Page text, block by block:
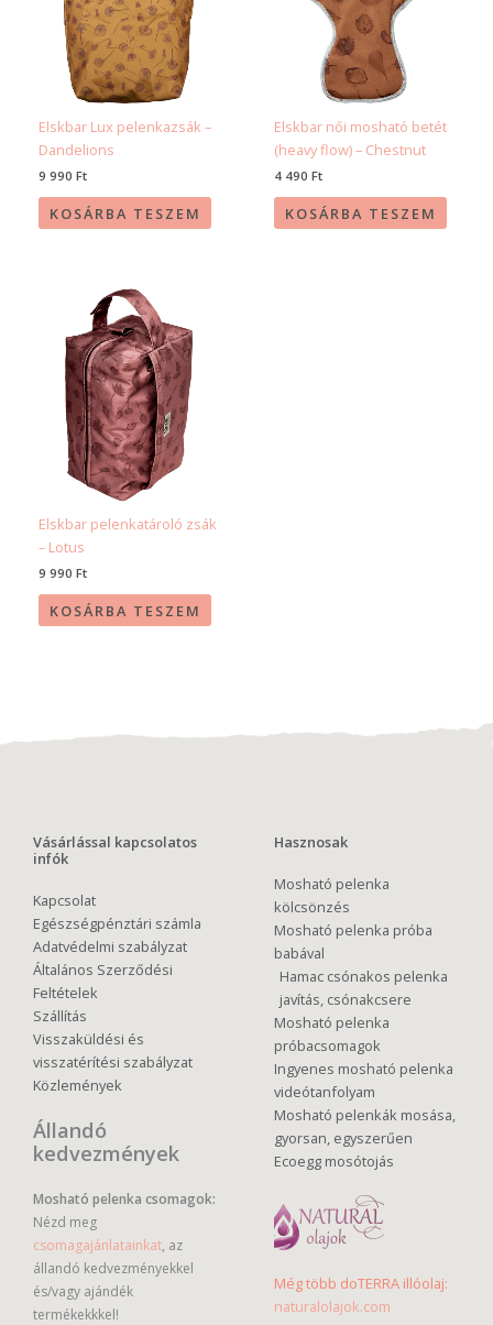
Elskbar Lux pelenkazsák –
Dandelions
9 990Ft
KOSÁRBA TESZEM
Elskbar női mosható betét
(heavy flow) – Chestnut
4 490Ft
KOSÁRBA TESZEM
Elskbar pelenkatároló zsák
– Lotus
9 990Ft
KOSÁRBA TESZEM
Vásárlással kapcsolatos
infók
Kapcsolat
Egészségpénztári számla
Adatvédelmi szabályzat
Általános Szerződési
Feltételek
Szállítás
Visszaküldési és
visszatérítési szabályzat
Közlemények
Állandó
kedvezmények
Mosható pelenka csomagok:
Nézd meg
csomagajánlatainkat, az
állandó kedvezményekkel
és/vagy ajándék
termékekkkel!
Hasznosak
Mosható pelenka
kölcsönzés
Mosható pelenka próba
babával
Hamac csónakos pelenka
javítás, csónakcsere
Mosható pelenka
próbacsomagok
Ingyenes mosható pelenka
videótanfolyam
Mosható pelenkák mosása,
gyorsan, egyszerűen
Ecoegg mosótojás
Még több doTERRA illóolaj:
naturalolajok.com